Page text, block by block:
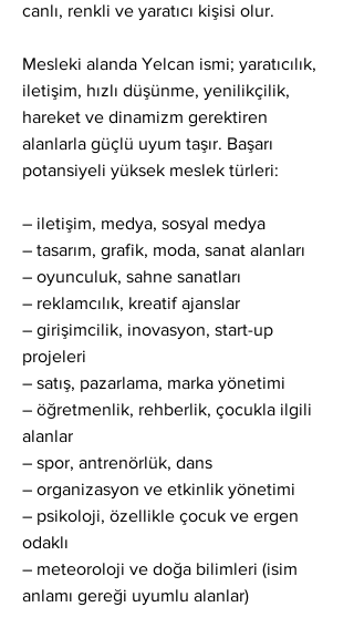
canlı, renkli ve yaratıcı kişisi olur.
Mesleki alanda Yelcan ismi; yaratıcılık,
iletişim, hızlı düşünme, yenilikçilik,
hareket ve dinamizm gerektiren
alanlarla güçlü uyum taşır. Başarı
potansiyeli yüksek meslek türleri:
– iletişim, medya, sosyal medya
– tasarım, grafik, moda, sanat alanları
– oyunculuk, sahne sanatları
– reklamcılık, kreatif ajanslar
– girişimcilik, inovasyon, start-up
projeleri
– satış, pazarlama, marka yönetimi
– öğretmenlik, rehberlik, çocukla ilgili
alanlar
– spor, antrenörlük, dans
– organizasyon ve etkinlik yönetimi
– psikoloji, özellikle çocuk ve ergen
odaklı
– meteoroloji ve doğa bilimleri (isim
anlamı gereği uyumlu alanlar)